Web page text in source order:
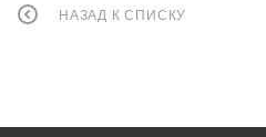
НАЗАД К СПИСКУ